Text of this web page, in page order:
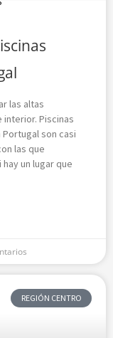
las altas
Piscinas
son casi
las que
un lugar que
REGIÓN CENTRO